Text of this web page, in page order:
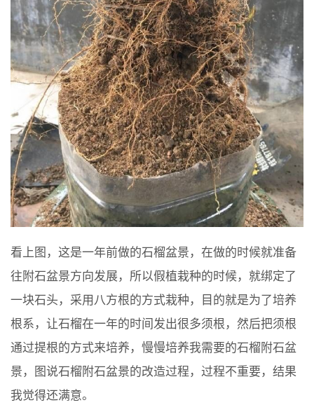
看上图，这是一年前做的石榴盆景，在做的时候就准备
往附石盆景方向发展，所以假植栽种的时候，就绑定了
一块石头，采用八方根的方式栽种，目的就是为了培养
根系，让石榴在一年的时间发出很多须根，然后把须根
通过提根的方式来培养，慢慢培养我需要的石榴附石盆
景，图说石榴附石盆景的改造过程，过程不重要，结果
我觉得还满意。